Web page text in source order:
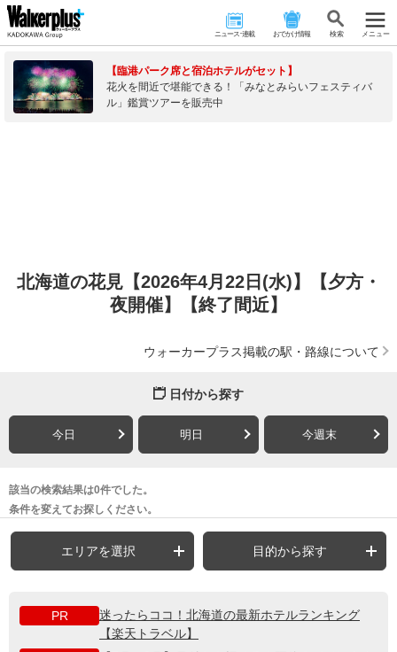
ニュース･連載 おでかけ情報 検 索 メニュー
【臨港パーク席と宿泊ホテルがセット】
花火を間近で堪能できる！「みなとみらいフェスティバ
ル」鑑賞ツアーを販売中
北海道の花見【2026年4月22日(水)】【夕方・
夜開催】【終了間近】
ウォーカープラス掲載の駅・路線について
日付から探す
今日 明日 今週末
該当の検索結果は0件でした。
条件を変えてお探しください。
エリアを選択 目的から探す
PR
迷ったらココ！北海道の最新ホテルランキング
【楽天トラベル】